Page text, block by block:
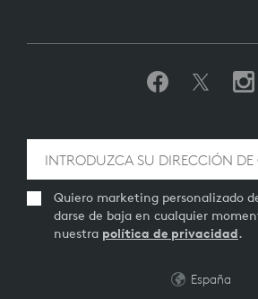
Quiero marketing personalizado
darse de baja en cualquier
nuestra política de privacidad.
España